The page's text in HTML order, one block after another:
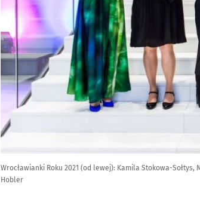
Wrocławianki Roku 2021 (od lewej): Kamila Stokowa-
Hobler